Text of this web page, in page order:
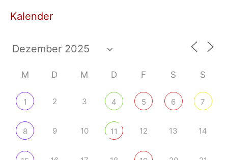
Kalender
M D M D F S S
1 2 3 4 5 6 7
8 9 10 11 12 13 14